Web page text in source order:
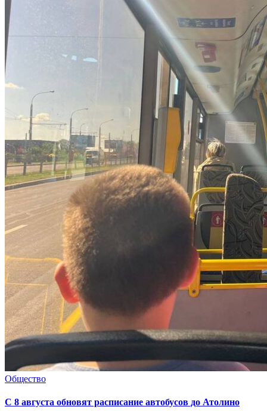
Общество
С 8 августа обновят расписание автобусов до Атолино